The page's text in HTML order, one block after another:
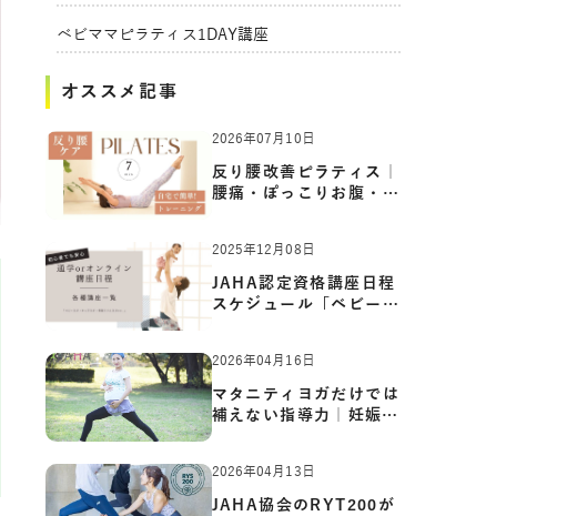
ベビママピラティス1DAY講座
オススメ記事
2026年07月10日
反り腰改善ピラティス｜
腰痛・ぽっこりお腹・姿
2025年12月08日
JAHA認定資格講座日程
スケジュール「ベビーヨ
2026年04月16日
マタニティヨガだけでは
補えない指導力｜妊娠期
の体…
2026年04月13日
JAHA協会のRYT200が